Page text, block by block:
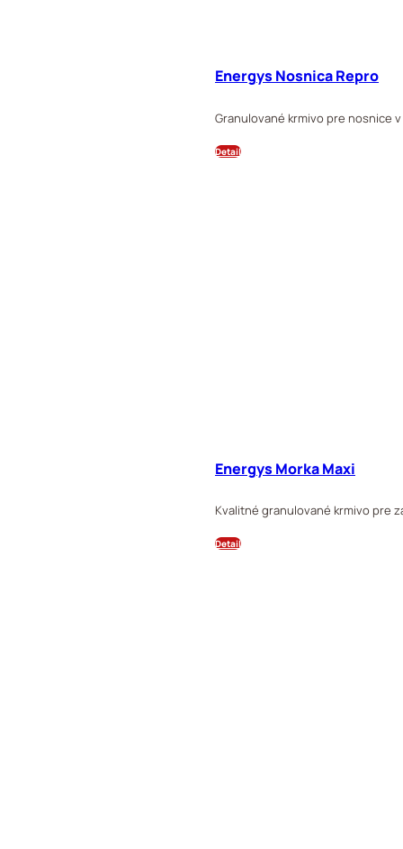
Energys Nosnica Repro
Granulované krmivo pre nosnice
Detail
Energys Morka Maxi
Kvalitné granulované krmivo pre
Detail